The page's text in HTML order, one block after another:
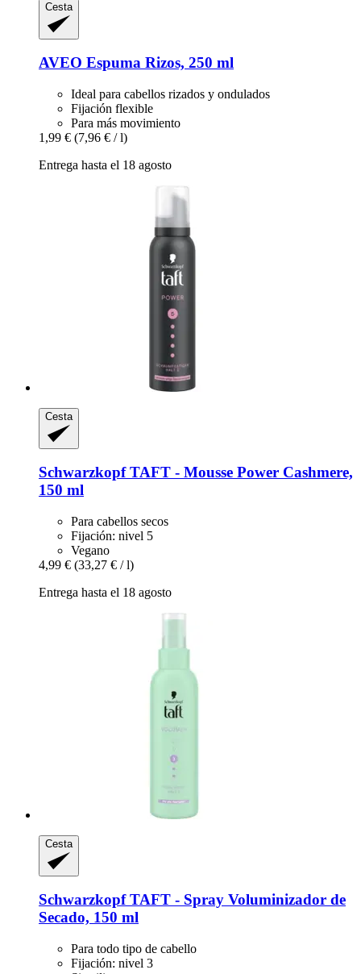
Cesta
AVEO Espuma Rizos, 250 ml
Ideal para cabellos rizados y ondulados
Fijación flexible
Para más movimiento
1,99 € (7,96 € / l)
Entrega hasta el 18 agosto
Cesta
SchwarzkopfTAFT -​ Mousse Power Cashmere,
150 ml
Para cabellos secos
Fijación: nivel 5
Vegano
4,99 € (33,27 € / l)
Entrega hasta el 18 agosto
Cesta
SchwarzkopfTAFT -​ Spray Voluminizador de
Secado, 150 ml
Para todo tipo de cabello
Fijación: nivel 3